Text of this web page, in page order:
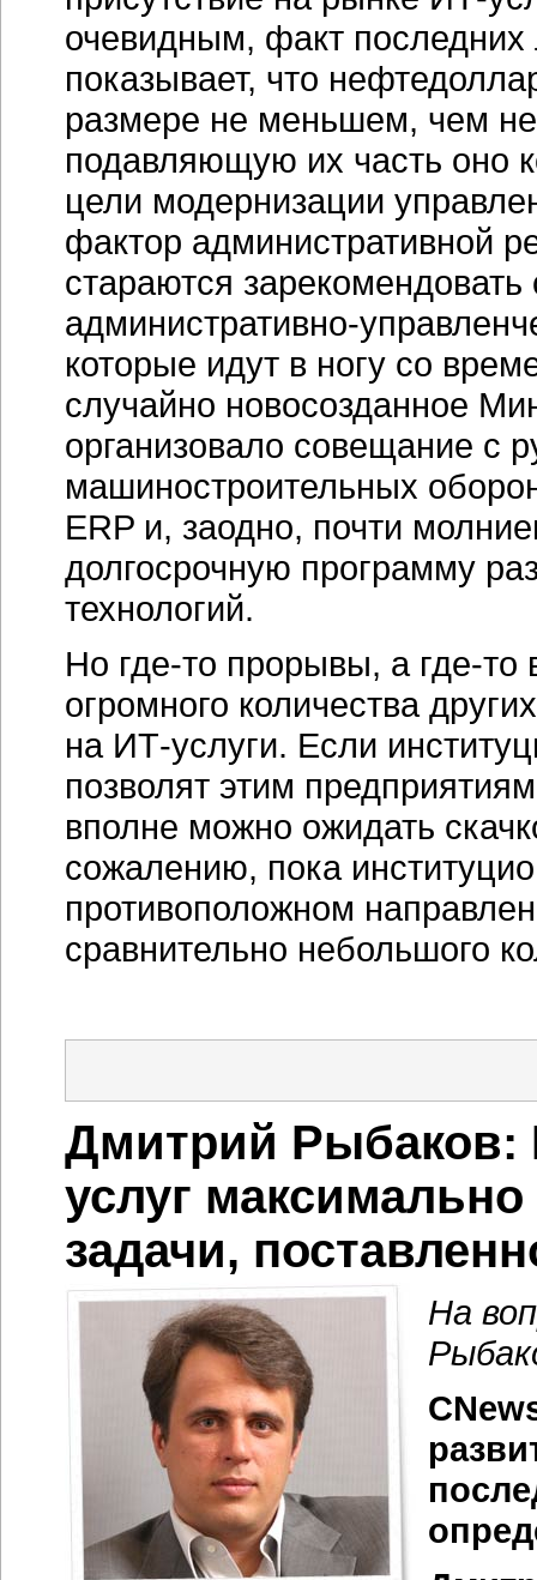
очевидным, факт
показывает, что
размере не меньшем, чем
подавляющую их часть оно
цели модернизации
фактор административной
стараются
административно-
которые идут в ногу со
случайно новосозданное
организовало совещание с
машиностроительных
ERP и, заодно, почти
долгосрочную программу
технологий.
Но где-то прорывы, а где-то
огромного количества
на ИТ-услуги. Если
позволят этим
вполне можно ожидать
сожалению, пока
противоположном
сравнительно небольшого
Дмитрий Рыбаков:
услуг
задачи,
На